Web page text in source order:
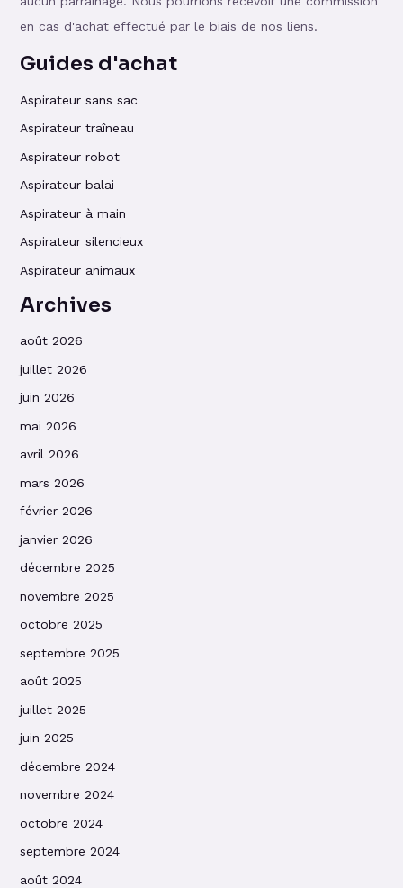
en cas d'achat effectué par le biais de nos liens.
Guides d'achat
Aspirateur sans sac
Aspirateur traîneau
Aspirateur robot
Aspirateur balai
Aspirateur à main
Aspirateur silencieux
Aspirateur animaux
Archives
août 2026
juillet 2026
juin 2026
mai 2026
avril 2026
mars 2026
février 2026
janvier 2026
décembre 2025
novembre 2025
octobre 2025
septembre 2025
août 2025
juillet 2025
juin 2025
décembre 2024
novembre 2024
octobre 2024
septembre 2024
août 2024